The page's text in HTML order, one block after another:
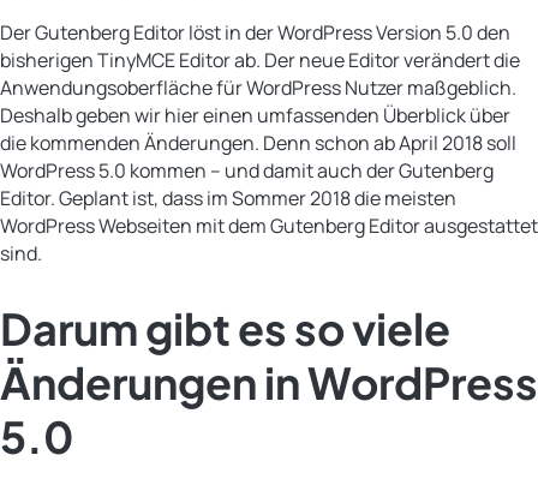
Der Gutenberg Editor löst in der WordPress Version 5.0 den
bisherigen TinyMCE Editor ab. Der neue Editor verändert die
Anwendungsoberfläche für WordPress Nutzer maßgeblich.
Deshalb geben wir hier einen umfassenden Überblick über
die kommenden Änderungen. Denn schon ab April 2018 soll
WordPress 5.0 kommen – und damit auch der Gutenberg
Editor. Geplant ist, dass im Sommer 2018 die meisten
WordPress Webseiten mit dem Gutenberg Editor ausgestattet
sind.
Darum gibt es so viele
Änderungen in WordPress
5.0